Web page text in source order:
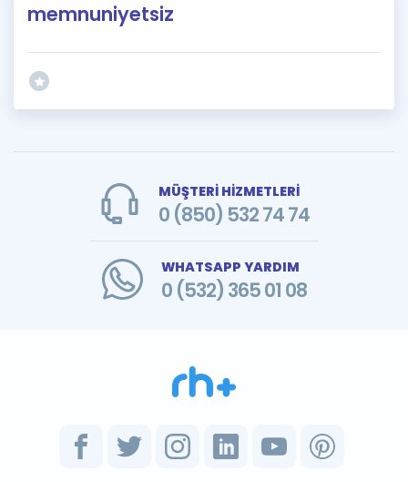
memnuniyetsiz
MÜŞTERİ HİZMETLERİ
0 (850) 532 74 74
WHATSAPP YARDIM
0 (532) 365 01 08